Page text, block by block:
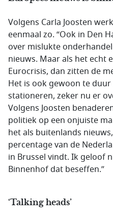
Volgens Carla Joosten
eenmaal zo. “Ook in Den
over mislukte
nieuws. Maar als het echt
Eurocrisis, dan zitten de
Het is ook gewoon te
stationeren, zeker nu er
Volgens Joosten
politiek op een onjuiste
het als buitenlands
percentage van de
in Brussel vindt. Ik geloof
Binnenhof dat beseffen.”
‘Talking heads’